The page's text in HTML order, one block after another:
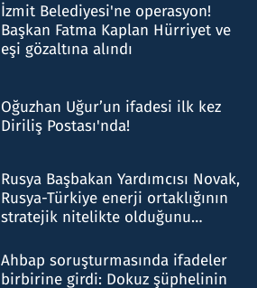
İzmit Belediyesi'ne operasyon!
Başkan Fatma Kaplan Hürriyet ve
eşi gözaltına alındı
Oğuzhan Uğur’un ifadesi ilk kez
Diriliş Postası'nda!
Rusya Başbakan Yardımcısı Novak,
Rusya-Türkiye enerji ortaklığının
stratejik nitelikte olduğunu
Ahbap soruşturmasında ifadeler
birbirine girdi: Dokuz şüphelinin